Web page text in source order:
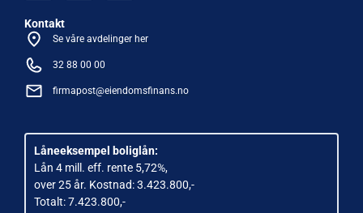
Kontakt
Se våre avdelinger her
32 88 00 00
firmapost@eiendomsfinans.no
Låneeksempel boliglån:
Lån 4 mill. eff. rente 5,72%,
over 25 år. Kostnad: 3.423.800,-
Totalt: 7.423.800,-